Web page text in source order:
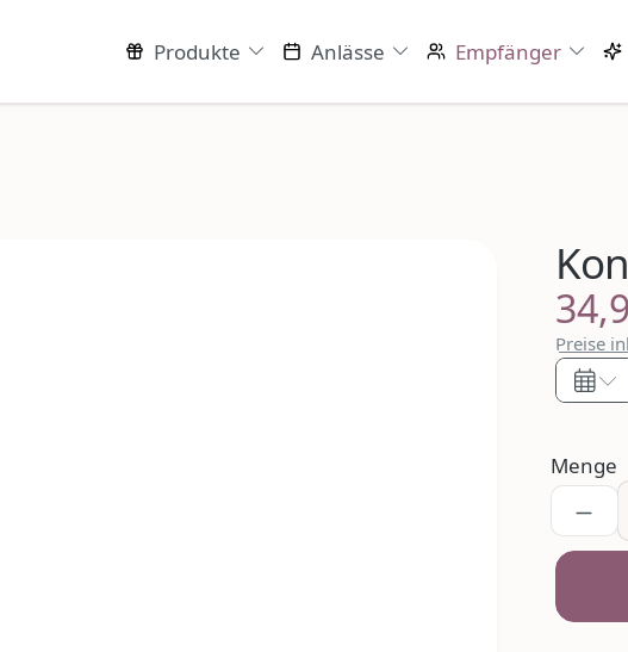
Produkte Anlässe Empfänger
Preise
Menge